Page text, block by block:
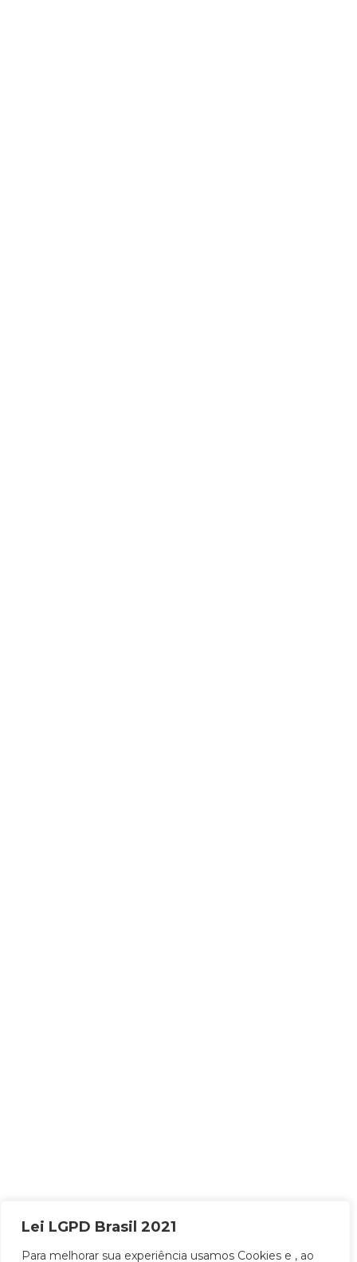
Lei LGPD Brasil 2021
Para melhorar sua experiência usamos Cookies e , ao